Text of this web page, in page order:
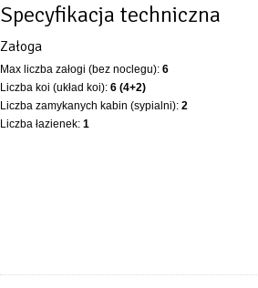
Specyfikacja techniczna
Załoga
Max liczba załogi (bez noclegu): 6
Liczba koi (układ koi): 6 (4+2)
Liczba zamykanych kabin (sypialni): 2
Liczba łazienek: 1